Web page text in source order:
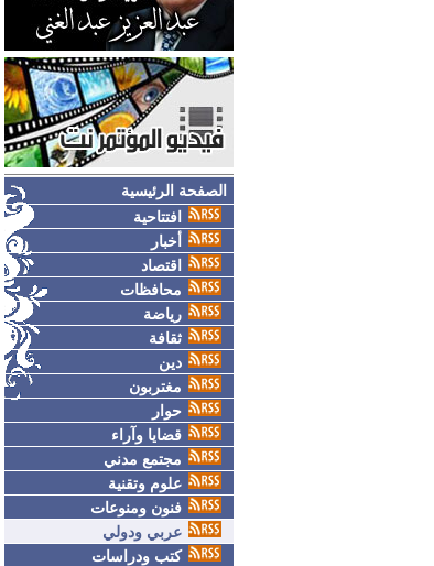
الصفحة الرئيسية
افتتاحية
أخبار
اقتصاد
محافظات
رياضة
ثقافة
دين
مغتربون
حوار
قضايا وآراء
مجتمع مدني
علوم وتقنية
فنون ومنوعات
عربي ودولي
كتب ودراسات